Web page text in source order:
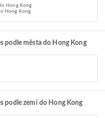
Hong Kong
Hong Kong
podle města do Hong Kong
podle zemí do Hong Kong